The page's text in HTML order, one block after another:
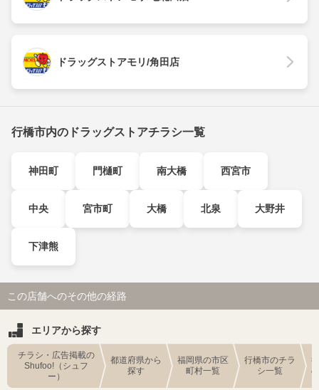
ドラッグストアモリ/角田店
行橋市内のドラッグストアチラシ一覧
神田町 門樋町 南大橋 西宮市
中央 宮市町 大橋 北泉 大野井
下津熊
この店舗へのその他の経路
エリアから探す
チラシ・広告掲載の
Shufoo!（シュフ
ー）
都道府県から
探す
福岡県の市区
町村一覧
行橋市のチラ
シ一覧